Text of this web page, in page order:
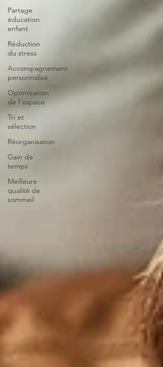
Partage
éducation
enfant
Réduction
du stress
Accompagnement
personnalisé
Optimisation
de l'espace
Tri et
sélection
Réorganisation
Gain de
temps
Meilleure
qualité de
sommeil